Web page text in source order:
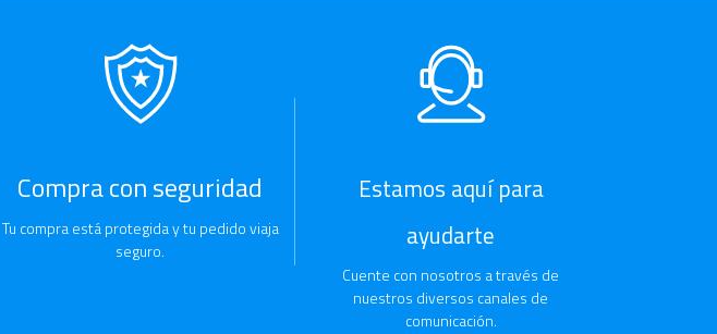
Compra con seguridad
Tu compra está protegida y tu pedido viaja
seguro.
Estamos aquí para
ayudarte
Cuente con nosotros a través de
nuestros diversos canales de
comunicación.